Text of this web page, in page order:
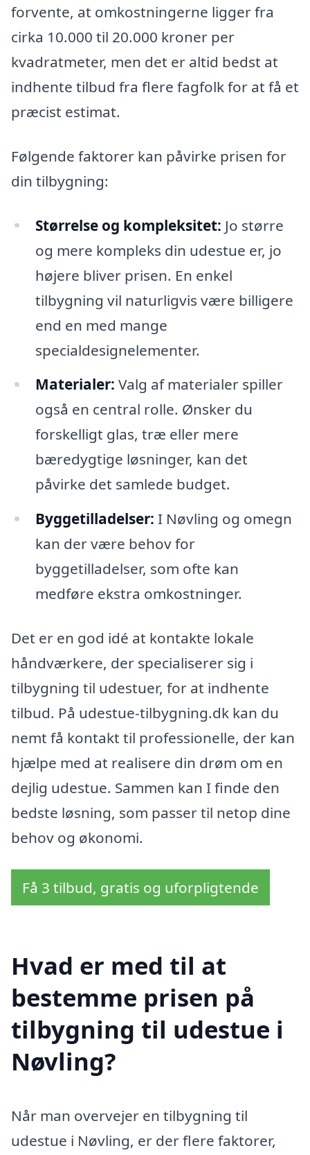
forvente, at omkostningerne ligger fra
cirka 10.000 til 20.000 kroner per
kvadratmeter, men det er altid bedst at
indhente tilbud fra flere fagfolk for at få et
præcist estimat.
Følgende faktorer kan påvirke prisen for
din tilbygning:
Størrelse og kompleksitet: Jo større
og mere kompleks din udestue er, jo
højere bliver prisen. En enkel
tilbygning vil naturligvis være billigere
end en med mange
specialdesignelementer.
Materialer: Valg af materialer spiller
også en central rolle. Ønsker du
forskelligt glas, træ eller mere
bæredygtige løsninger, kan det
påvirke det samlede budget.
Byggetilladelser: I Nøvling og omegn
kan der være behov for
byggetilladelser, som ofte kan
medføre ekstra omkostninger.
Det er en god idé at kontakte lokale
håndværkere, der specialiserer sig i
tilbygning til udestuer, for at indhente
tilbud. På udestue-tilbygning.dk kan du
nemt få kontakt til professionelle, der kan
hjælpe med at realisere din drøm om en
dejlig udestue. Sammen kan I finde den
bedste løsning, som passer til netop dine
behov og økonomi.
Få 3 tilbud, gratis og uforpligtende
Hvad er med til at
bestemme prisen på
tilbygning til udestue i
Nøvling?
Når man overvejer en tilbygning til
udestue i Nøvling, er der flere faktorer,